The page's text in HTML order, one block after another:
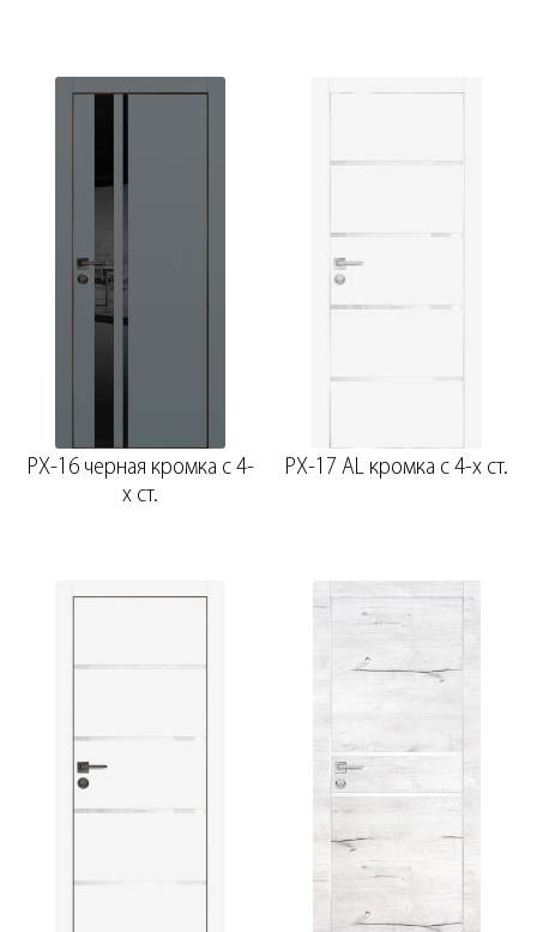
PX-16 черная кромка с 4-
х ст.
PX-17 AL кромка с 4-х ст.